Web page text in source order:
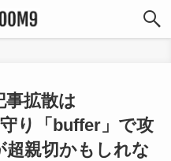
事拡散は
守り「buffer」で攻
超親切かもしれな